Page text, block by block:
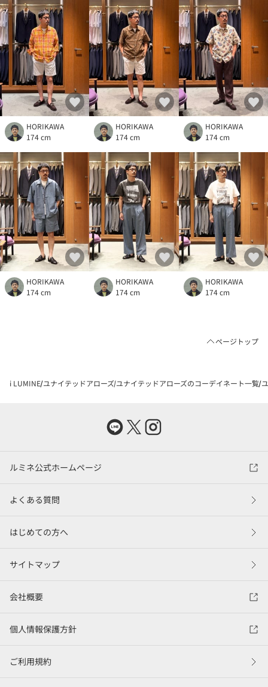
HORIKAWA
174 cm
HORIKAWA
174 cm
HORIKAWA
174 cm
HORIKAWA
174 cm
HORIKAWA
174 cm
HORIKAWA
174 cm
ページトップ
i LUMINE ユナイテッドアローズ ユナイテッドアローズのコーデイネート一覧
ルミネ公式ホームページ
よくある質問
はじめての方へ
サイトマップ
会社概要
個人情報保護方針
ご利用規約